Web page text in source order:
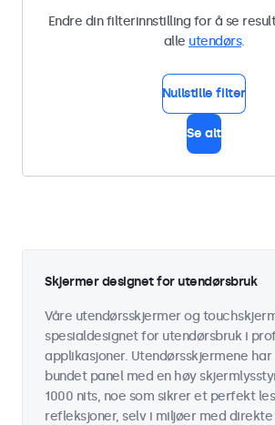
Endre din filterinnstilling for å se
alle utendørs.
Nullstille filter
Se alt
Skjermer designet for utendørsbruk
Våre utendørsskjermer og
spesialdesignet for utendørsbruk i
applikasjoner. Utendørsskjermene
bundet panel med en høy
1000 nits, noe som sikrer et perfekt
refleksjoner, selv i miljøer med direkte